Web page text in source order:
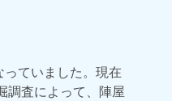
ていました。現在
調査によって、陣屋